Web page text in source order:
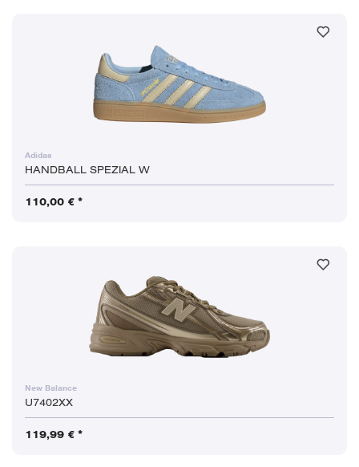
Adidas
HANDBALL SPEZIAL W
110,00 € *
New Balance
U7402XX
119,99 € *